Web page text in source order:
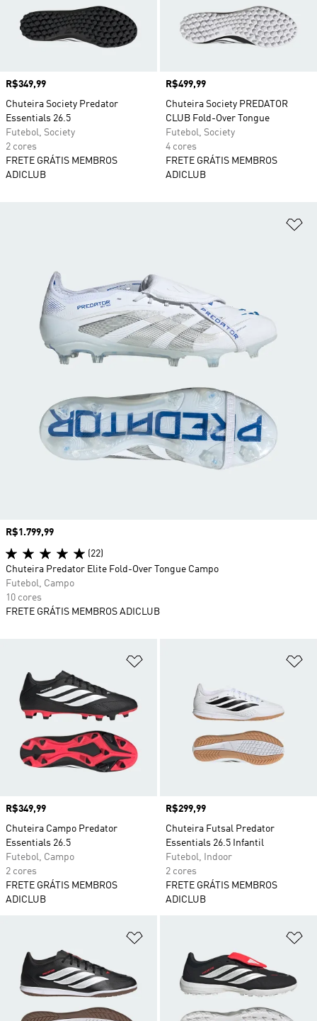
Preço
R$349,99
Chuteira Society Predator
Essentials 26.5
Futebol, Society
2 cores
FRETE GRÁTIS MEMBROS
ADICLUB
Preço
R$499,99
Chuteira Society PREDATOR
CLUB Fold-Over Tongue
Futebol, Society
4 cores
FRETE GRÁTIS MEMBROS
ADICLUB
Preço
R$349,99
Chuteira Campo Predator
Essentials 26.5
Futebol, Campo
2 cores
FRETE GRÁTIS MEMBROS
ADICLUB
Preço
R$299,99
Chuteira Futsal Predator
Essentials 26.5 Infantil
Futebol, Indoor
2 cores
FRETE GRÁTIS MEMBROS
ADICLUB
Preço
R$1.799,99
(22)
Chuteira Predator Elite Fold-Over Tongue Campo
Futebol, Campo
10 cores
FRETE GRÁTIS MEMBROS ADICLUB